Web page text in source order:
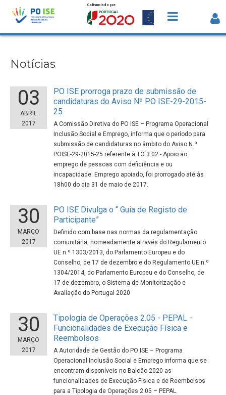
Saltar para o conteúdo
Cofinanciado por:
Notícias
03
ABRIL
2017
PO ISE prorroga prazo de submissão de
candidaturas do Aviso Nº PO ISE-29-2015-
25
A Comissão Diretiva do PO ISE – Programa Operacional
Inclusão Social e Emprego, informa que o período para
submissão de candidaturas no âmbito do Aviso N.º
POISE-29-2015-25 referente à TO 3.02 - Apoio ao
emprego de pessoas com deficiência e ou
incapacidade: Emprego apoiado, foi prorrogado até às
18h00 do dia 31 de maio de 2017.
30
MARÇO
2017
PO ISE Divulga o “ Guia de Registo de
Participante”
Definido com base nas normas da regulamentação
comunitária, nomeadamente através do Regulamento
UE n.º 1303/2013, do Parlamento Europeu e do
Conselho, de 17 de dezembro e do Regulamento UE n.º
1304/2014, do Parlamento Europeu e do Conselho, de
17 de dezembro, o Sistema de Monitorização e
Avaliação do Portugal 2020
30
MARÇO
2017
Tipologia de Operações 2.05 - PEPAL -
Funcionalidades de Execução Física e
Reembolsos
A Autoridade de Gestão do PO ISE – Programa
Operacional Inclusão Social e Emprego informa que se
encontram disponíveis no Balcão 2020 as
funcionalidades de Execução Física e de Reembolsos
para a Tipologia de Operações 2.05 – PEPAL.